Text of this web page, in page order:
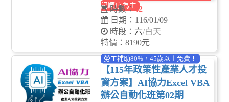
記順序為主
時數：42
日期：116/01/09
時段： 六/白天
特價：8190元
勞工補助80%，45歲以上免費！
【115年政策性產業人才投
資方案】AI協力Excel VBA
辦公自動化班第02期